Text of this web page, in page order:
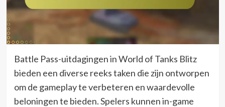
Battle Pass-uitdagingen in World of Tanks Blitz
bieden een diverse reeks taken die zijn ontworpen
om de gameplay te verbeteren en waardevolle
beloningen te bieden. Spelers kunnen in-game